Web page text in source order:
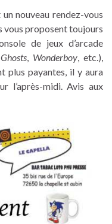
nouveau rendez-vous
vous proposent toujours
de jeux d’arcade
, Wonderboy, etc.),
plus payantes, il y aura
l’après-midi. Avis aux